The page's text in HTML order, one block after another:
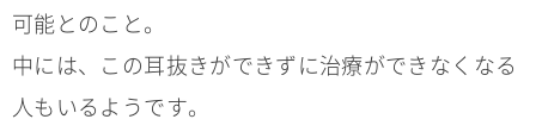
可能とのこと。
中には、この耳抜きができずに治療ができなくなる
人もいるようです。